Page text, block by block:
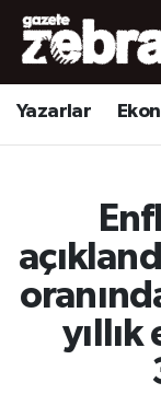
Yazarlar
Yazarlar
Ekonomi
Yerel
Spor
Nöbetçi
Hava
Süper Lig
Tüm
Son